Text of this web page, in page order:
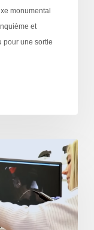
monumental
et
pour une sortie